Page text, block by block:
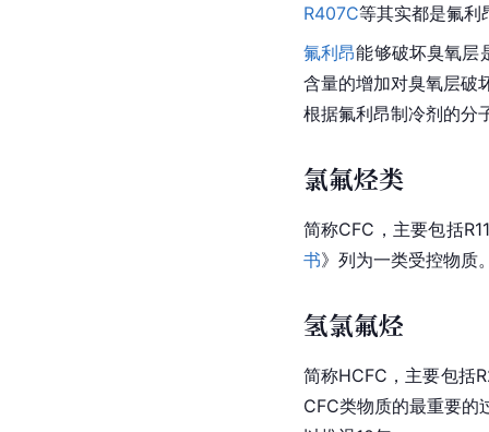
R407C等其实都是氟利
氟利昂能够破坏臭氧层
含量的增加对臭氧层破
根据氟利昂制冷剂的分
氯氟烃类
简称CFC ，主要包括
书》列为一类受控物质
氢氯氟烃
简称HCFC，主要包括
CFC类物质的最重要